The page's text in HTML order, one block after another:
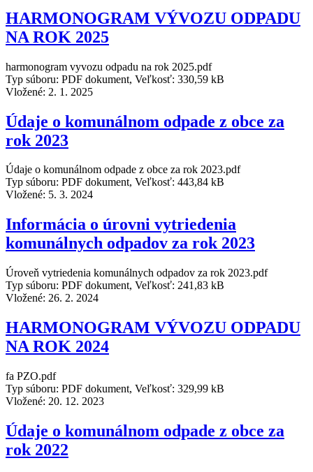
HARMONOGRAM VÝVOZU ODPADU
NA ROK 2025
harmonogram vyvozu odpadu na rok 2025.pdf
Typ súboru: PDF dokument, Veľkosť: 330,59 kB
Vložené: 2. 1. 2025
Údaje o komunálnom odpade z obce za
rok 2023
Údaje o komunálnom odpade z obce za rok 2023.pdf
Typ súboru: PDF dokument, Veľkosť: 443,84 kB
Vložené: 5. 3. 2024
Informácia o úrovni vytriedenia
komunálnych odpadov za rok 2023
Úroveň vytriedenia komunálnych odpadov za rok 2023.pdf
Typ súboru: PDF dokument, Veľkosť: 241,83 kB
Vložené: 26. 2. 2024
HARMONOGRAM VÝVOZU ODPADU
NA ROK 2024
fa PZO.pdf
Typ súboru: PDF dokument, Veľkosť: 329,99 kB
Vložené: 20. 12. 2023
Údaje o komunálnom odpade z obce za
rok 2022